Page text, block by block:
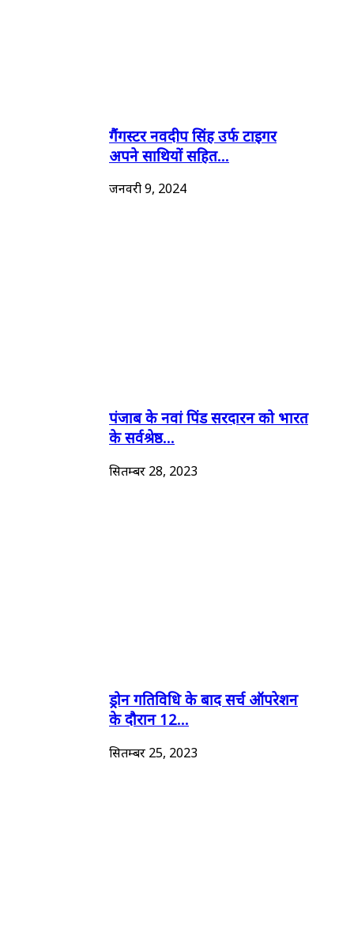
गैंगस्टर नवदीप सिंह उर्फ टाइगर
अपने साथियों सहित...
जनवरी 9, 2024
पंजाब के नवां पिंड सरदारन को भारत
के सर्वश्रेष्ठ...
सितम्बर 28, 2023
ड्रोन गतिविधि के बाद सर्च ऑपरेशन
के दौरान 12...
सितम्बर 25, 2023